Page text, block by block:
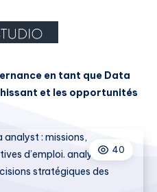
en tant que Data
et les opportunités
40